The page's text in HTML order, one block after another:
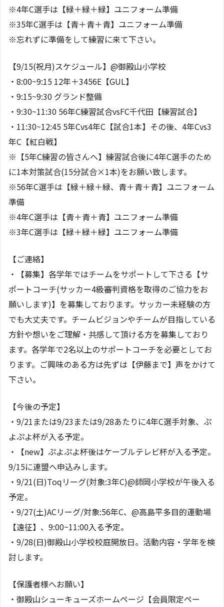
※4年C選手は【緑＋緑＋緑】ユニフォーム準備
※35年C選手は【青＋青＋青】ユニフォーム準備
※忘れずに準備をして練習に来て下さい。
【9/15(祝月)スケジュール】@御殿山小学校
・8:00~9:15 12年＋3456E【GUL】
・9:15~9:30 グランド整備
・9:30~11:30 56年C練習試合vsFC千代田【練習試合】
・11:30~12:45 5年Cvs4年C【試合1本】その後、4年Cvs3
年C【紅白戦】
※【5年C練習の皆さんへ】練習試合後に4年C選手のため
に1本対策試合(15分試合×1本)をお願い致します。
※56年C選手は【緑＋緑＋緑、青＋青＋青】ユニフォーム
準備
※4年C選手は【青＋青＋青】ユニフォーム準備
※3年C選手は【緑＋緑＋緑】ユニフォーム準備
【ご連絡】
・【募集】各学年ではチームをサポートして下さる【サ
ポートコーチ(サッカー4級審判資格を取得のご協力をお
願いします)】を募集しております。サッカー未経験の方
でも大丈夫です。チームビジョンやチームが目指している
方針や想いをご理解・共感して頂ける方を募集しており
ます。各学年で2名以上のサポートコーチを必要としてお
ります。ご興味のある方は先ずは【伊藤まで】声をかけて
下さい。
【今後の予定】
・9/21または9/23または9/28あたりに4年C選手対象、ぷ
よぷよ杯が入る予定。
・【new】ぷよぷよ杯後はケーブルテレビ杯が入る予定。
9/15に連盟へ申込みします。
・9/21(日)Toqリーグ(対象:3年C)@師岡小学校が午後入る
予定。
・9/27(土)ACリーグ/対象:56年C、@高島平多目的運動場
【遠征】、9:00~11:00入る予定。
・9/28(日)御殿山小学校校庭開放日。活動内容・学年を検
討します。
【保護者様へお願い】
・御殿山シューキューズホームページ【会員限定ペー